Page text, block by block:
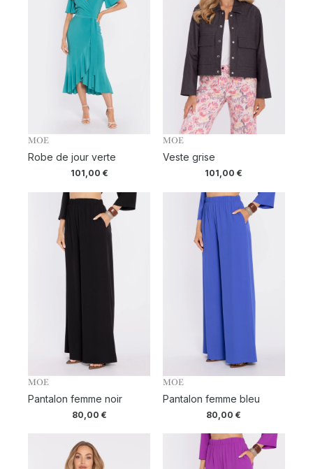
MOE
Robe de jour verte
101,00 €
MOE
Veste grise
101,00€
MOE
Pantalon femme noir
80,00 €
MOE
Pantalon femme bleu
80,00€